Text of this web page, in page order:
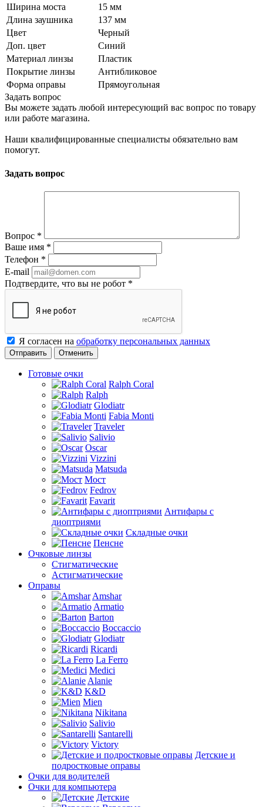
Ширина моста
15 мм
Длина заушника
137 мм
Цвет
Черный
Доп. цвет
Синий
Материал линзы
Пластик
Покрытие линзы
Антибликовое
Форма оправы
Прямоугольная
Задать вопрос
Вы можете задать любой интересующий вас вопрос по товару
или работе магазина.
Наши квалифицированные специалисты обязательно вам
помогут.
Задать вопрос
Вопрос *
Ваше имя *
Телефон *
E-mail
Подтвердите, что вы не робот *
Я согласен на обработку персональных данных
Отменить
Готовые очки
Ralph Coral
Ralph
Glodiatr
Fabia Monti
Traveler
Salivio
Oscar
Vizzini
Matsuda
Мост
Fedrov
Favarit
Антифары с
диоптриями
Складные очки
Пенсне
Очковые линзы
Стигматические
Астигматические
Оправы
Amshar
Armatio
Barton
Boccaccio
Glodiatr
Ricardi
La Ferro
Medici
Alanie
K&D
Mien
Nikitana
Salivio
Santarelli
Victory
Детские и
подростковые оправы
Очки для водителей
Очки для компьютера
Детские